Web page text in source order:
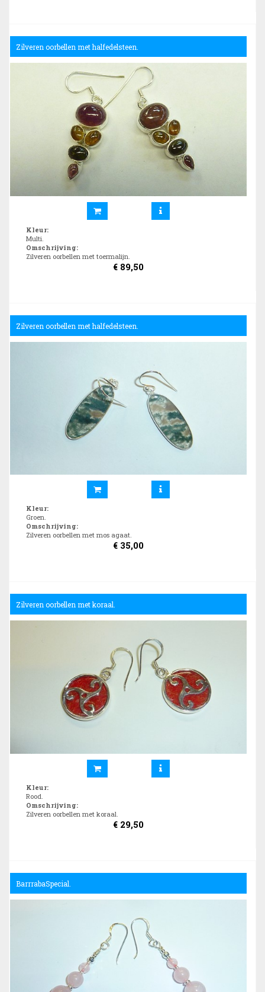
Zilveren oorbellen met halfedelsteen.
Kleur:
Multi.
Omschrijving:
Zilveren oorbellen met toermalijn.
€ 89,50
Zilveren oorbellen met halfedelsteen.
Kleur:
Groen.
Omschrijving:
Zilveren oorbellen met mos agaat.
€ 35,00
Zilveren oorbellen met koraal.
Kleur:
Rood.
Omschrijving:
Zilveren oorbellen met koraal.
€ 29,50
BarrrabaSpecial.